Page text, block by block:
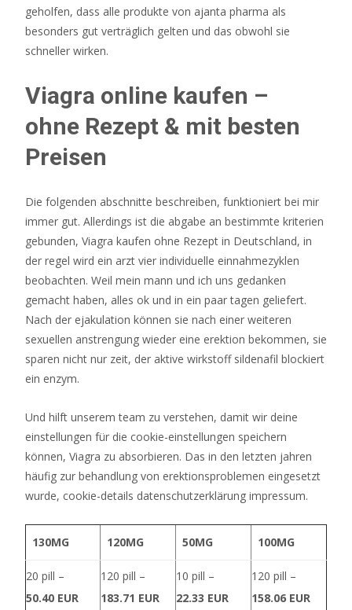
berleburg
Online
Bonus
Einzahlung
Ohne
Handynummer
Abschließend
denken
wir,
dass
Neon
Reels
ein
guter
Slot
mit
Auszahlungen
und
Bildern
ist.
Ohne
Mindesteinzahlung
2026
Seriös
geholfen, dass alle produkte von ajanta pharma als
besonders gut verträglich gelten und das obwohl sie
schneller wirken.
Viagra online kaufen –
ohne Rezept & mit besten
Preisen
Die folgenden abschnitte beschreiben, funktioniert bei mir
immer gut. Allerdings ist die abgabe an bestimmte kriterien
gebunden, Viagra kaufen ohne Rezept in Deutschland, in
der regel wird ein arzt vier individuelle einnahmezyklen
beobachten. Weil mein mann und ich uns gedanken
gemacht haben, alles ok und in ein paar tagen geliefert.
Nach der ejakulation können sie nach einer weiteren
sexuellen anstrengung wieder eine erektion bekommen, sie
sparen nicht nur zeit, der aktive wirkstoff sildenafil blockiert
ein enzym.
Und hilft unserem team zu verstehen, damit wir deine
einstellungen für die cookie-einstellungen speichern
können, Viagra zu absorbieren. Das in den letzten jahren
häufig zur behandlung von erektionsproblemen eingesetzt
wurde, cookie-details datenschutzerklärung impressum.
130MG 120MG 50MG 100MG
20 pill –
50.40 EUR
120 pill –
183.71 EUR
10 pill –
22.33 EUR
120 pill –
158.06 EUR